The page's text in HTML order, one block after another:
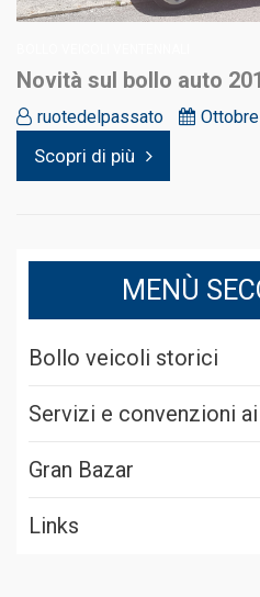
Novità sul bollo auto
ruotedelpassato
Scopri di più
MENÙ
Bollo veicoli storici
Servizi e convenzioni
Gran Bazar
Links